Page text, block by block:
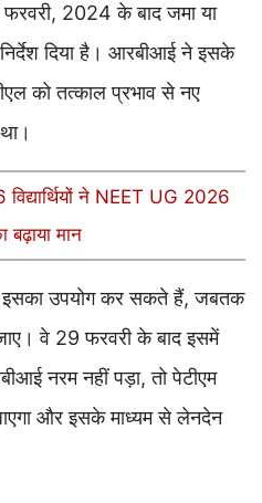
2024 के बाद जमा या
दिया है। आरबीआई ने इसके
को तत्काल प्रभाव से नए
ने NEET UG 2026
बढ़ाया मान
इसका उपयोग कर सकते हैं, जबतक
वे 29 फरवरी के बाद इसमें
नरम नहीं पड़ा, तो पेटीएम
और इसके माध्यम से लेनदेन